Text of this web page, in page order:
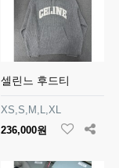
셀린느 후드티
XS,S,M,L,XL
236,000원